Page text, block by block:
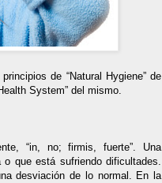
de “Natural Hygiene” de
System” del mismo.
“in, no; firmis, fuerte”. Una
que está sufriendo dificultades.
desviación de lo normal. En la